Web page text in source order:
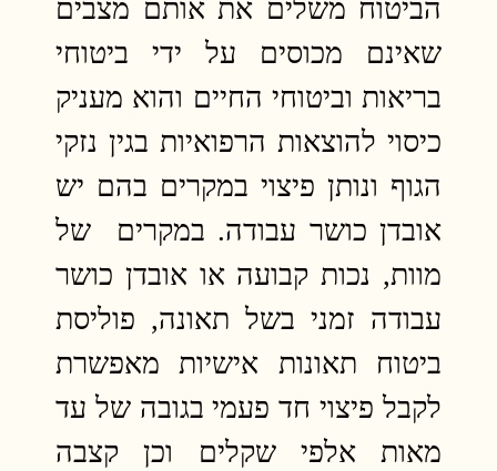
הביטוח משלים את אותם מצבים
שאינם מכוסים על ידי ביטוחי
בריאות וביטוחי החיים והוא מעניק
כיסוי להוצאות הרפואיות בגין נזקי
הגוף ונותן פיצוי במקרים בהם יש
אובדן כושר עבודה. במקרים של
מוות, נכות קבועה או אובדן כושר
עבודה זמני בשל תאונה, פוליסת
ביטוח תאונות אישיות מאפשרת
לקבל פיצוי חד פעמי בגובה של עד
מאות אלפי שקלים וכן קצבה